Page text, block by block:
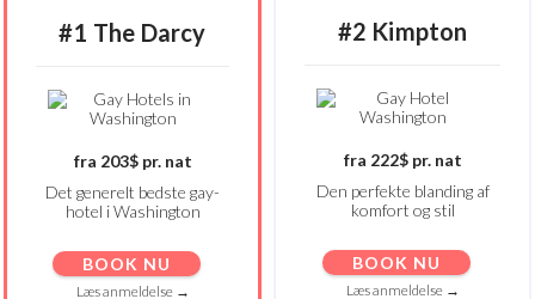
#1 The Darcy
fra 203$ pr. nat
Det generelt bedste gay-
hotel i Washington
BOOK NU
Læs anmeldelse →
#2 Kimpton
fra 222$ pr. nat
Den perfekte blanding af
komfort og stil
BOOK NU
Læs anmeldelse →